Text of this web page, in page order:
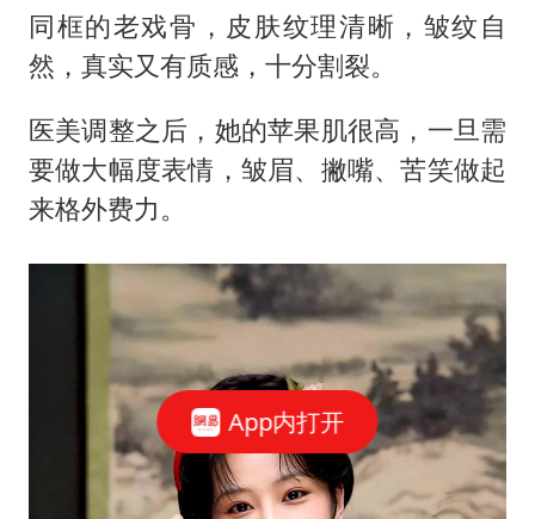
同框的老戏骨，皮肤纹理清晰，皱纹自
然，真实又有质感，十分割裂。
医美调整之后，她的苹果肌很高，一旦需
要做大幅度表情，皱眉、撇嘴、苦笑做起
来格外费力。
App内打开